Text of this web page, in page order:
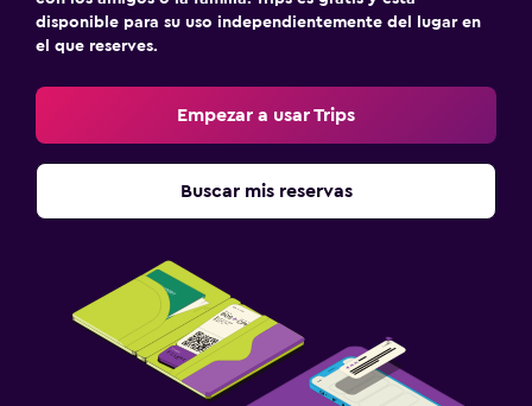
disponible para su uso independientemente del lugar en
el que reserves.
Empezar a usar Trips
Buscar mis reservas